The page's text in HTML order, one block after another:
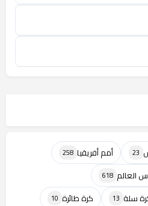
23 أمم أفريقيا 258
العالم 618
سلة 13 كرة طائرة 10